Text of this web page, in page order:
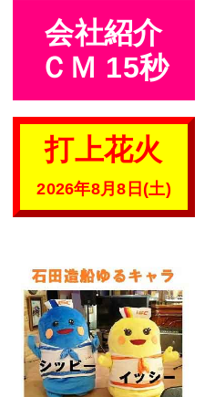
会社紹介
ＣＭ 15秒
打上花火
2026年8月8日(土)